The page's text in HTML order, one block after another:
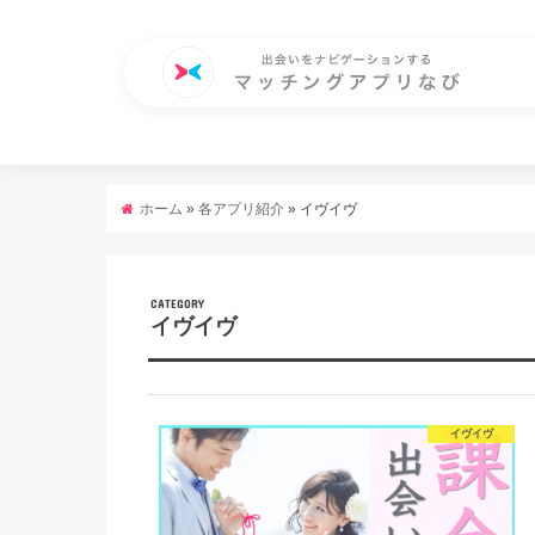
ホーム » 各アプリ紹介 » イヴイヴ
CATEGORY
イヴイヴ
イヴイヴ